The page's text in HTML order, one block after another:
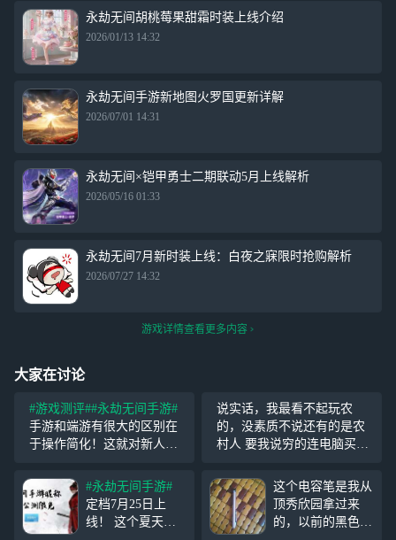
永劫无间胡桃莓果甜霜时装上线介绍
2026/01/13 14:32
永劫无间手游新地图火罗国更新详解
2026/07/01 14:31
永劫无间×铠甲勇士二期联动5月上线解析
2026/05/16 01:33
永劫无间7月新时装上线：白夜之寐限时抢购解析
2026/07/27 14:32
游戏详情查看更多内容
大家在讨论
#游戏测评##永劫无间手游#
手游和端游有很大的区别在
于操作简化！这就对新人玩
应上手。但有点一在于手游
你想一打四是真的很难！但
还是很好玩的，也让我交到
了一起玩的朋友！
说实话，我最看不起玩农
的，没素质不说还有的是农
村人 要我说穷的连电脑买不
现在有些农村人和农批跑到
永劫手游拉低我们的素质 农
批滚
#永劫无间手游#
定档7月25日上
线！ 这个夏天，
这个电容笔是我从
顶秀欣园拿过来
的，以前的黑色电